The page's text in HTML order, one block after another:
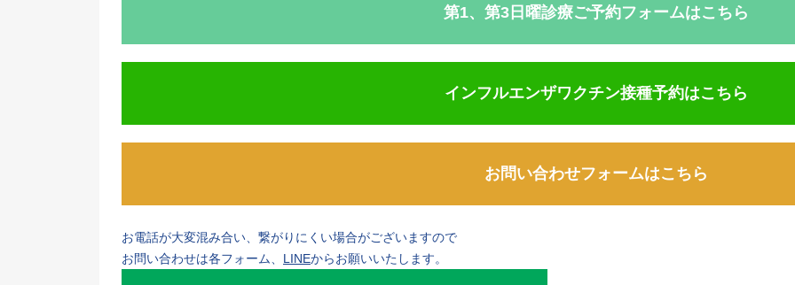
第1、第3日曜診療ご予約フォームはこちら
インフルエンザワクチン接種予約はこちら
お問い合わせフォームはこちら
お電話が大変混み合い、繋がりにくい場合がございますので
お問い合わせは各フォーム、 LINEからお願いいたします。